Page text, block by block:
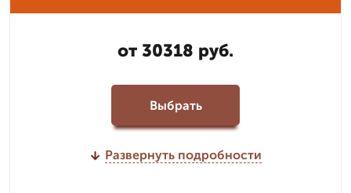
от 30318 руб.
Выбрать
Развернуть подробности